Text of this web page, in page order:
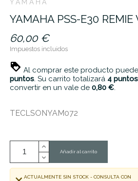
YAMAHA
YAMAHA PSS-E30 REMIE
60,00 €
Impuestos incluidos
Al comprar este producto
puntos. Su carrito totalizará 4 puntos
convertir en un vale de 0,80 €.
TECLSONYAM072
Añadir al carrito
ACTUALMENTE SIN STOCK - CONSULTA CON